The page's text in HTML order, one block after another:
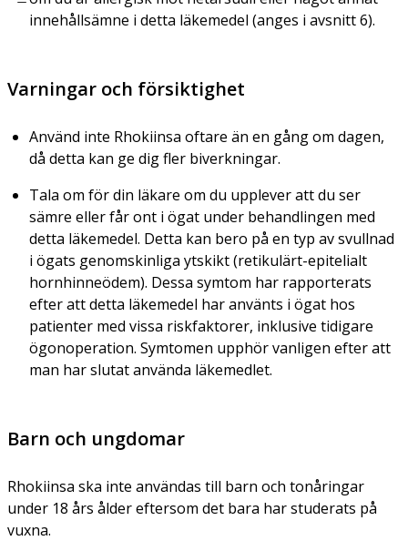
innehållsämne i detta läkemedel (anges i avsnitt 6).
Varningar och försiktighet
Använd inte Rhokiinsa oftare än en gång om dagen,
då detta kan ge dig fler biverkningar.
Tala om för din läkare om du upplever att du ser
sämre eller får ont i ögat under behandlingen med
detta läkemedel. Detta kan bero på en typ av svullnad
i ögats genomskinliga ytskikt (retikulärt-epitelialt
hornhinneödem). Dessa symtom har rapporterats
efter att detta läkemedel har använts i ögat hos
patienter med vissa riskfaktorer, inklusive tidigare
ögonoperation. Symtomen upphör vanligen efter att
man har slutat använda läkemedlet.
Barn och ungdomar
Rhokiinsa ska inte användas till barn och tonåringar
under 18 års ålder eftersom det bara har studerats på
vuxna.